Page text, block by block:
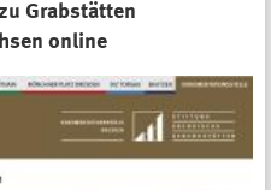
Grabstätten
online